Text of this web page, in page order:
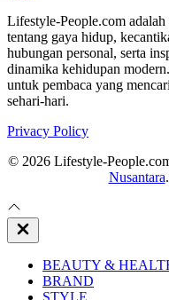
Lifestyle-People.com
tentang gaya hidup,
hubungan personal, serta
dinamika kehidupan
untuk pembaca yang
sehari-hari.
Privacy Policy
© 2026 Lifestyle-
Nusantara
Close
Off
BEAUTY &
BRAND